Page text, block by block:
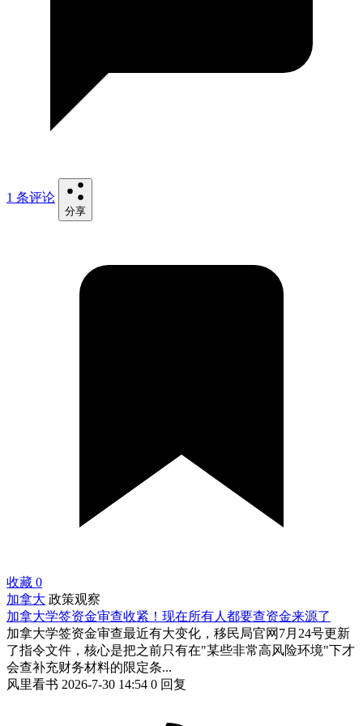
1 条评论
分享
收藏 0
加拿大 政策观察
加拿大学签资金审查收紧！现在所有人都要查资金来源了
加拿大学签资金审查最近有大变化，移民局官网7月24号更新
了指令文件，核心是把之前只有在"某些非常高风险环境"下才
会查补充财务材料的限定条...
风里看书 2026-7-30 14:54 0 回复